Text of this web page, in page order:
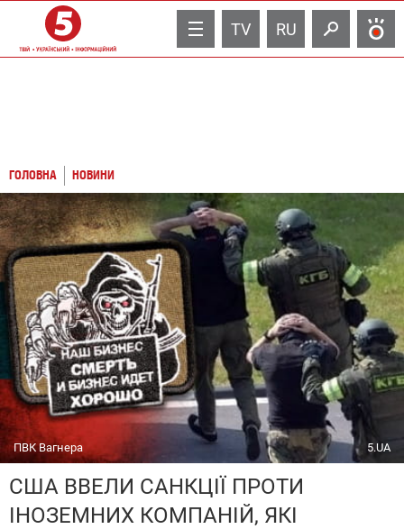
TV RU
ГОЛОВНА НОВИНИ
ПВК Вагнера 5.UA
США ВВЕЛИ САНКЦІЇ ПРОТИ
ІНОЗЕМНИХ КОМПАНІЙ, ЯКІ